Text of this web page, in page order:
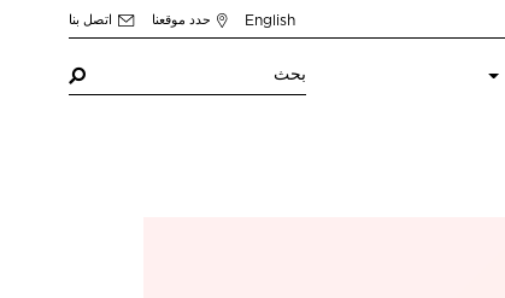
English حدد موقعنا اتصل بنا